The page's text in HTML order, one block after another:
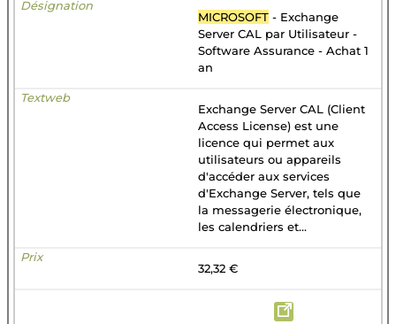
MICROSOFT - Exchange
Server CAL par Utilisateur -
Software Assurance - Achat 1
an
Exchange Server CAL (Client
Access License) est une
licence qui permet aux
utilisateurs ou appareils
d'accéder aux services
d'Exchange Server, tels que
la messagerie électronique,
les calendriers et...
32,32 €